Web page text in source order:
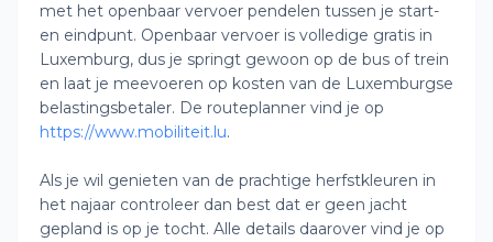
met het openbaar vervoer pendelen tussen je start-
en eindpunt. Openbaar vervoer is volledige gratis in
Luxemburg, dus je springt gewoon op de bus of trein
en laat je meevoeren op kosten van de Luxemburgse
belastingsbetaler. De routeplanner vind je op
https://www.mobiliteit.lu.
Als je wil genieten van de prachtige herfstkleuren in
het najaar controleer dan best dat er geen jacht
gepland is op je tocht. Alle details daarover vind je op